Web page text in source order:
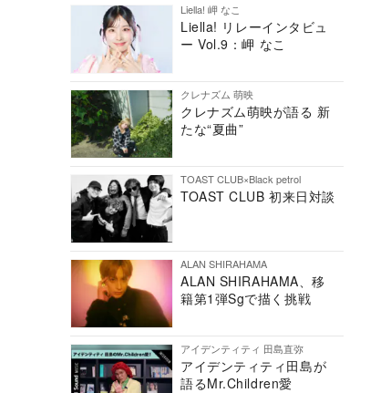
Liella! 岬 なこ
Liella! リレーインタビュ
ー Vol.9：岬 なこ
クレナズム 萌映
クレナズム萌映が語る 新
たな“夏曲”
TOAST CLUB×Black petrol
TOAST CLUB 初来日対談
ALAN SHIRAHAMA
ALAN SHIRAHAMA、移
籍第1弾Sgで描く挑戦
アイデンティティ 田島直弥
アイデンティティ田島が
語るMr.Children愛